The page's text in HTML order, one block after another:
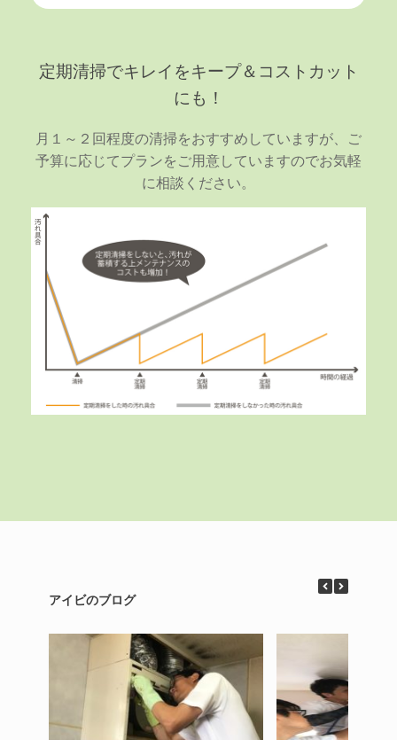
定期清掃でキレイをキープ＆コストカット
にも！
月１～２回程度の清掃をおすすめしていますが、ご
予算に応じてプランをご用意していますのでお気軽
に相談ください。
アイビのブログ